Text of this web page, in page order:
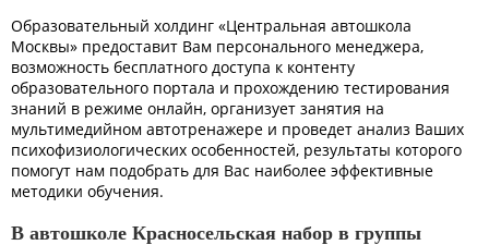
Образовательный холдинг «Центральная автошкола
Москвы» предоставит Вам персонального менеджера,
возможность бесплатного доступа к контенту
образовательного портала и прохождению тестирования
знаний в режиме онлайн, организует занятия на
мультимедийном автотренажере и проведет анализ Ваших
психофизиологических особенностей, результаты которого
помогут нам подобрать для Вас наиболее эффективные
методики обучения.
В автошколе Красносельская набор в группы